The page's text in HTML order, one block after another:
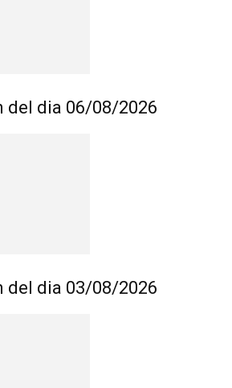
del dia 06/08/2026
del dia 03/08/2026